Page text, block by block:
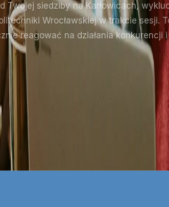
Twojej siedziby na Karłowicach,
Wrocławskiej w trakcie sesji.
reagować na działania konkurencji